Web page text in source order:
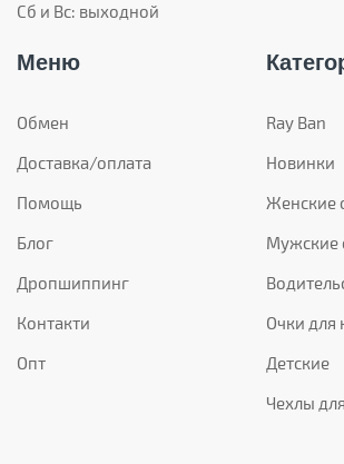
Сб и Вс: выходной
Меню
Обмен
Доставка/оплата
Помощь
Блог
Дропшиппинг
Контакти
Опт
Ray Ban
Новинки
Женские
Мужские
Очки для
Детские
Чехлы